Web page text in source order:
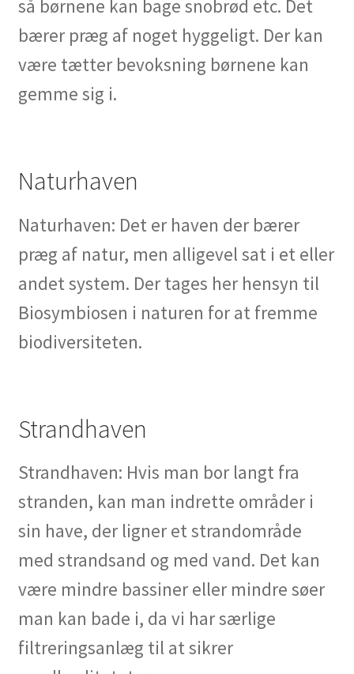
så børnene kan bage snobrød etc. Det
bærer præg af noget hyggeligt. Der kan
være tætter bevoksning børnene kan
gemme sig i.
Naturhaven
Naturhaven: Det er haven der bærer
præg af natur, men alligevel sat i et eller
andet system. Der tages her hensyn til
Biosymbiosen i naturen for at fremme
biodiversiteten.
Strandhaven
Strandhaven: Hvis man bor langt fra
stranden, kan man indrette områder i
sin have, der ligner et strandområde
med strandsand og med vand. Det kan
være mindre bassiner eller mindre søer
man kan bade i, da vi har særlige
filtreringsanlæg til at sikrer